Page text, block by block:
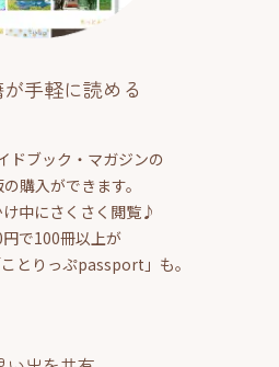
手軽に読める
ドブック・マガジンの
購入ができます。
中にさくさく閲覧♪
で100冊以上が
とりっぷpassport」も。